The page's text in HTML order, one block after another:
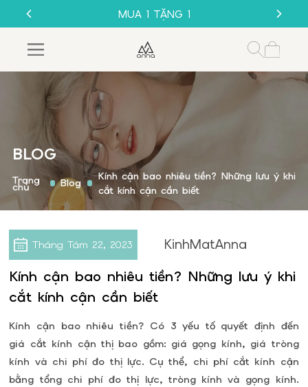
MUA 1 TẶNG 1
SALE 50%
THU CŨ ĐỔI MỚI
GỌNG KÍNH 1K
BLOG
Trang
chủ Blog
Kính cận bao nhiêu tiền? Những lưu ý khi
cắt kính cận cần biết
Tháng Tám 22, 2023 KinhMatAnna
Kính cận bao nhiêu tiền? Những lưu ý khi
cắt kính cận cần biết
Kính cận bao nhiêu tiền? Có 3 yếu tố quyết định đến
giá cắt kính cận thị bao gồm: giá gọng kính, giá tròng
kính và chi phí đo thị lực. Cụ thể, chi phí cắt kính cận
bằng tổng chi phí đo thị lực, tròng kính và gọng kính.